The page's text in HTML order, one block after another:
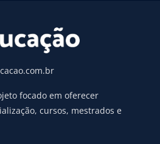
focado em oferecer
cursos, mestrados e